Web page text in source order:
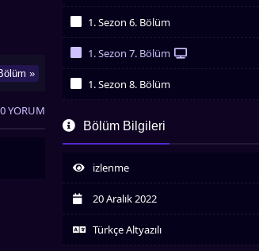
»
1. Sezon 6. Bölüm
1. Sezon 7. Bölüm
1. Sezon 8. Bölüm
İzledim
İzledim
1. Sezon 10. Bölüm
İzledim
İzledim
1. Sezon 13. Bölüm
Bölüm Bilgileri
izlenme
20 Aralık 2022
Türkçe Altyazılı
0 YORUM